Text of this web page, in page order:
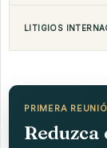
LITIGIOS
PRIMERA